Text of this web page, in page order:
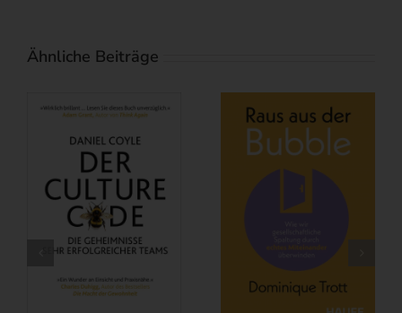
Ähnliche Beiträge